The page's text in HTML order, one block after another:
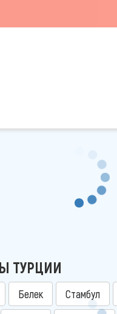
ТУРЦИИ
Белек Стамбул